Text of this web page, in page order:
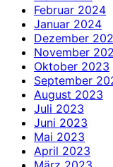
Februar 2024
Januar 2024
Dezember
November
Oktober 2023
September
August 2023
Juli 2023
Juni 2023
Mai 2023
April 2023